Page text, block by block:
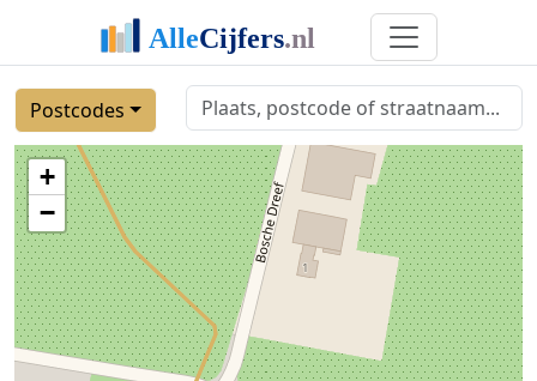
Postcodes
+
−